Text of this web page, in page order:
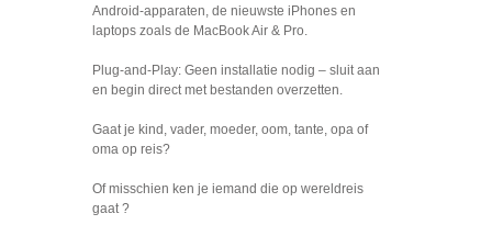
Android-apparaten, de nieuwste iPhones en
laptops zoals de MacBook Air & Pro.
Plug-and-Play: Geen installatie nodig – sluit aan
en begin direct met bestanden overzetten.
Gaat je kind, vader, moeder, oom, tante, opa of
oma op reis?
Of misschien ken je iemand die op wereldreis
gaat ?